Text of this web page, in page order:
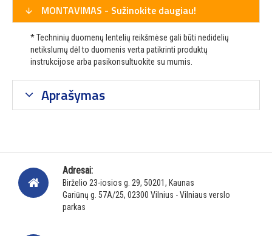
MONTAVIMAS - Sužinokite daugiau!
* Techninių duomenų lentelių reikšmėse gali būti nedidelių
netikslumų dėl to duomenis verta patikrinti produktų
instrukcijose arba pasikonsultuokite su mumis.
Aprašymas
Adresai:
Birželio 23-iosios g. 29, 50201, Kaunas
Gariūnų g. 57A/25, 02300 Vilnius - Vilniaus verslo
parkas